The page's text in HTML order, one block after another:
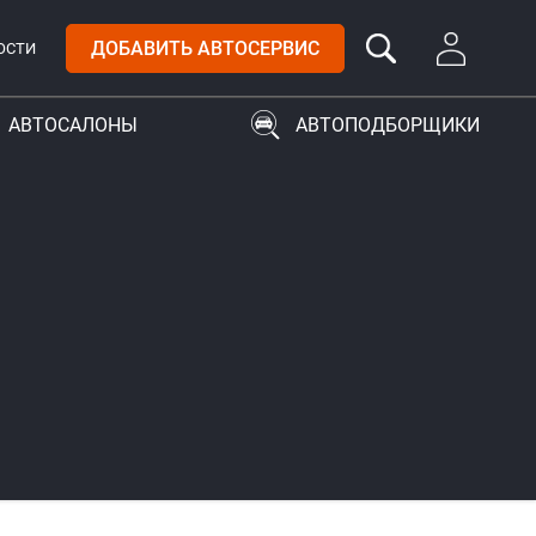
ДОБАВИТЬ АВТОСЕРВИС
АВТОСАЛОНЫ АВТОПОДБОРЩИКИ